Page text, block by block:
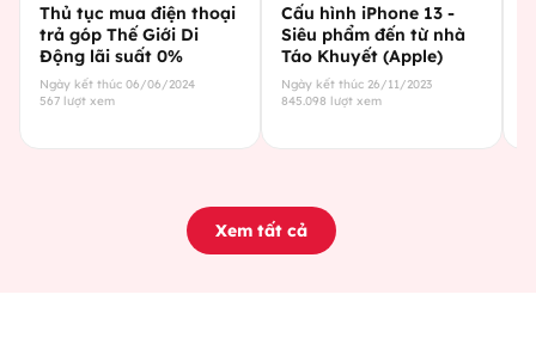
Thủ tục mua điện thoại
trả góp Thế Giới Di
Động lãi suất 0%
Ngày kết thúc 06/06/2024
567 lượt xem
Cấu hình iPhone 13 -
Siêu phẩm đến từ nhà
Táo Khuyết (Apple)
Ngày kết thúc 26/11/2023
845.098 lượt xem
Xem tất cả